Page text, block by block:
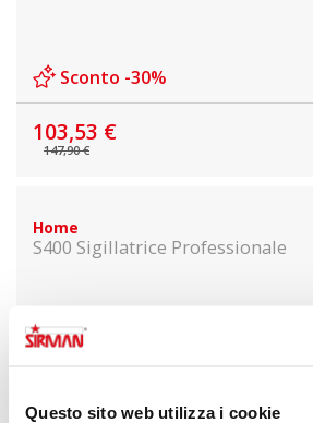
Questo sito web utilizza i cookie
Sconto -30%
103,53 €
147,90 €
Home
S400 Sigillatrice Professionale